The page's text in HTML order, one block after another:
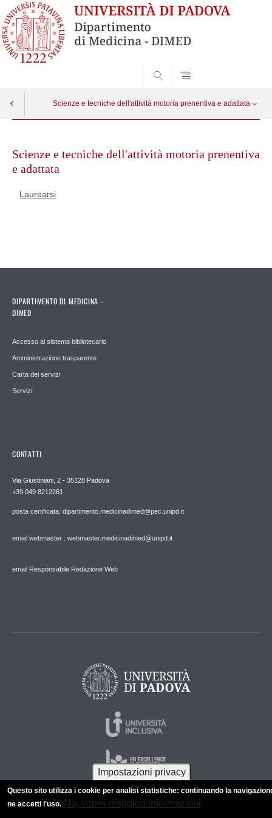
Scienze e tecniche dell'attività motoria prenentiva e adattata
contentScienze e tecniche dell'attività motoria prenentiva
e adattata
Laurearsi
DIPARTIMENTO DI MEDICINA -
DIMED
Accesso al sistema bibliotecario
Amministrazione trasparente
Carta dei servizi
Servizi
CONTATTI
Via Giustiniani, 2 - 35128 Padova
+39 049 8212261
posta certificata: dipartimento.medicinadimed@pec.unipd.it
email webmaster : webmaster.medicinadimed@unipd.it
email Responsabile Redazione Web
Impostazioni privacy
Questo sito utilizza i cookie per analisi statistiche: continuando la
ne accetti l'uso. No, vorrei maggiori informazioni